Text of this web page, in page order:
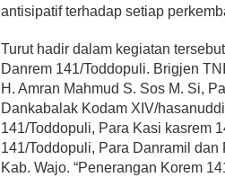
antisipatif terhadap setiap
Turut hadir dalam kegiatan
Danrem 141/Toddopuli. Brigjen
H. Amran Mahmud S. Sos M. Si,
Dankabalak Kodam XIV/
141/Toddopuli, Para Kasi kasrem
141/Toddopuli, Para Danramil
Kab. Wajo. “Penerangan Korem